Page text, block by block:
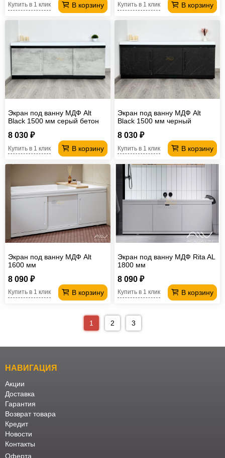
В корзину
Купить в 1 клик В корзину
Купить в 1 клик
Экран под ванну МДФ Alt
Black 1500 мм серый бетон
8 030 ₽
В корзину
Купить в 1 клик
Экран под ванну МДФ Alt
Black 1500 мм черный
8 030 ₽
В корзину
Купить в 1 клик
Экран под ванну МДФ Alt
1600 мм
8 090 ₽
В корзину
Купить в 1 клик
Экран под ванну МДФ Rita AL
1800 мм
8 090 ₽
В корзину
Купить в 1 клик
1 2 3
НАВИГАЦИЯ
Акции
Доставка
Гарантия
Возврат товара
Кредит
Новости
Контакты
Оферта